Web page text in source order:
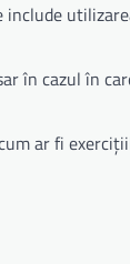
include
în cazul în
ar fi